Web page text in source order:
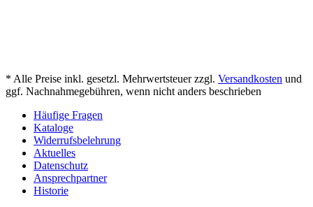
* Alle Preise inkl. gesetzl. Mehrwertsteuer zzgl. Versandkosten und
ggf. Nachnahmegebühren, wenn nicht anders beschrieben
Häufige Fragen
Kataloge
Widerrufsbelehrung
Aktuelles
Datenschutz
Ansprechpartner
Historie